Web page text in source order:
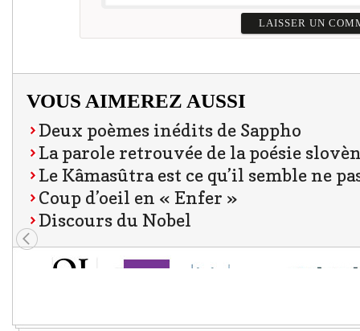
VOUS AIMEREZ AUSSI
Deux poèmes inédits de Sappho
La parole retrouvée de la poésie
Le Kâmasûtra est ce qu’il semble ne
Coup d’oeil en « Enfer »
Discours du Nobel